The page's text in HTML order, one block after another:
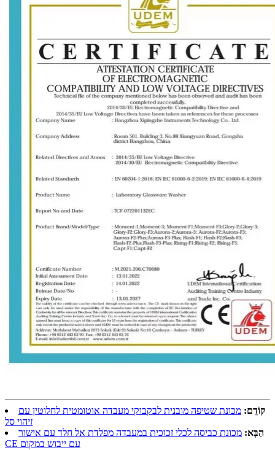
קוֹדֵם: מכונת שטיפה מובנית לבקבוקי מעבדה אוטומטית לחלוטין עם
זיהוי סל
הַבָּא: מכונת כביסה לכלי זכוכית במעבדה מפלדת אל חלד עם אישור
CE עם ייבוש במקום